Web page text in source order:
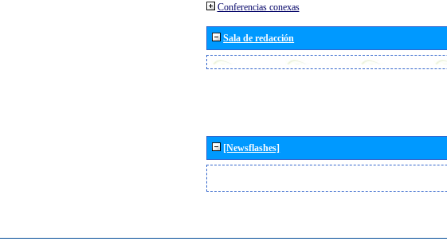
Conferencias conexas
Sala de redacción
[Newsflashes]